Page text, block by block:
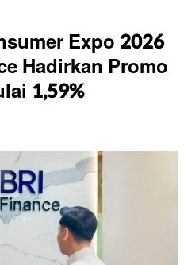
Expo 2026
Hadirkan Promo
1,59%